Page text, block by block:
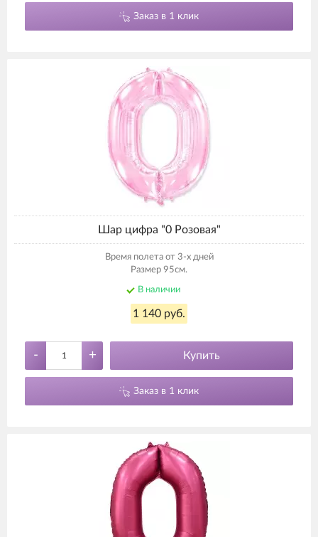
Заказ в 1 клик
Шар цифра "0 Розовая"
Время полета от 3-х дней
Размер 95см.
В наличии
1 140 руб.
- + Купить
Заказ в 1 клик